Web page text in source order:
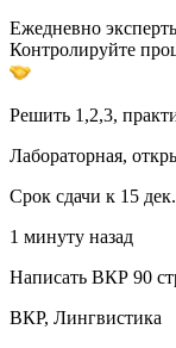
Ежедневно
Контролируйте
Решить 1,2,3,
Лабораторная,
Срок сдачи к 15 дек.
1 минуту назад
Написать ВКР 90
ВКР, Лингвистика